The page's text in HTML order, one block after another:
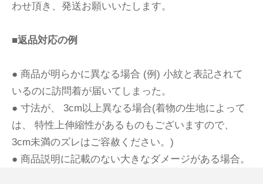
わせ頂き、発送お願いいたします。
■返品対応の例
● 商品が明らかに異なる場合 (例) 小紋と表記されて
いるのに訪問着が届いてしまった。
● 寸法が、 3cm以上異なる場合(着物の生地によって
は、 特性上伸縮性があるものもございますので、
3cm未満のズレはご容赦ください。)
● 商品説明に記載のない大きなダメージがある場合。